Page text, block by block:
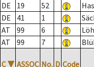
DE
19 52
DE
41 1
AT
99 6
AT
99 7
C ▼ ASSOC No. D Code